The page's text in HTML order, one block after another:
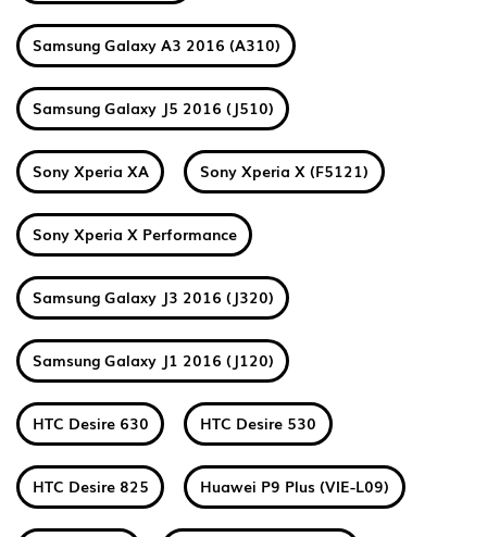
Samsung Galaxy A3 2016 (A310)
Samsung Galaxy J5 2016 (J510)
Sony Xperia XA Sony Xperia X (F5121)
Sony Xperia X Performance
Samsung Galaxy J3 2016 (J320)
Samsung Galaxy J1 2016 (J120)
HTC Desire 630 HTC Desire 530
HTC Desire 825 Huawei P9 Plus (VIE-L09)